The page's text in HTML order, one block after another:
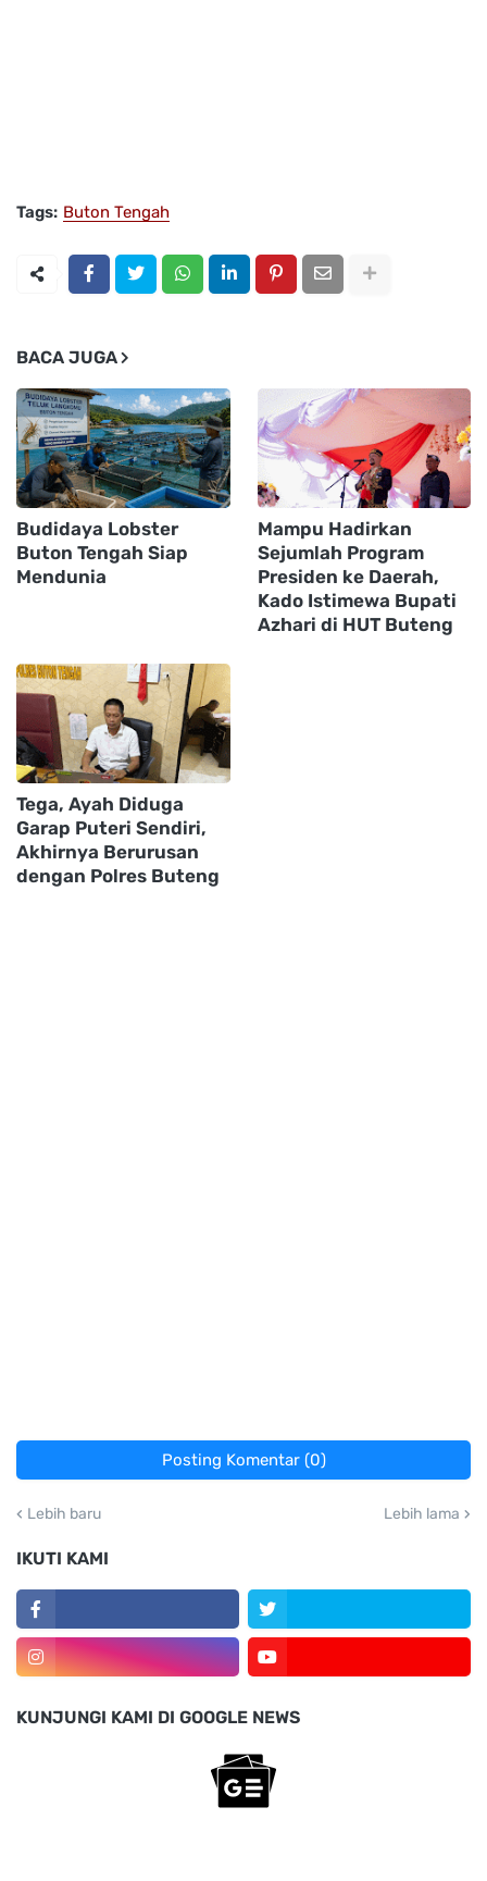
Tags: Buton Tengah
BACA JUGA
Budidaya Lobster
Buton Tengah Siap
Mendunia
Mampu Hadirkan
Sejumlah Program
Presiden ke Daerah,
Kado Istimewa Bupati
Azhari di HUT Buteng
Tega, Ayah Diduga
Garap Puteri Sendiri,
Akhirnya Berurusan
dengan Polres Buteng
Posting Komentar (0)
Lebih baru Lebih lama
IKUTI KAMI
KUNJUNGI KAMI DI GOOGLE NEWS